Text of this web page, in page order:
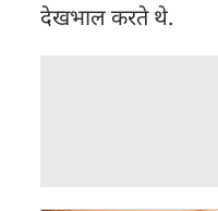
देखभाल करते थे.